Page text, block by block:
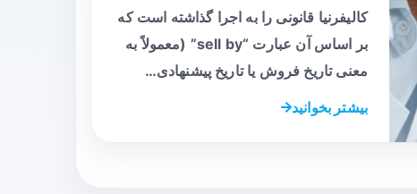
کالیفرنیا قانونی را به اجرا گذاشته است که
بر اساس آن عبارت “sell by” (معمولاً به
معنی تاریخ فروش یا تاریخ پیشنهادی…
بیشتر بخوانید